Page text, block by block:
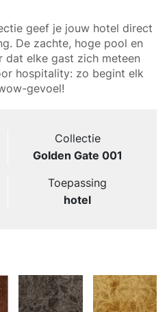
geef je jouw hotel direct
De zachte, hoge pool en
elke gast zich meteen
hospitality: zo begint elk
gevoel!
Collectie
Golden Gate 001
Toepassing
hotel